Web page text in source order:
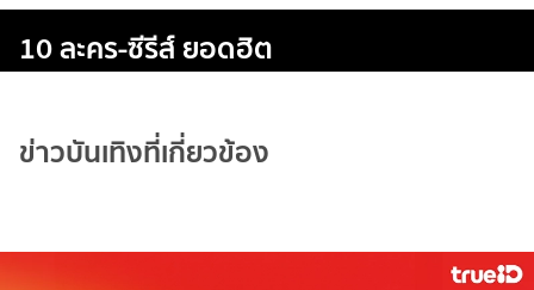
10 ละคร-ซีรีส์ ยอดฮิต
ข่าวบันเทิงที่เกี่ยวข้อง